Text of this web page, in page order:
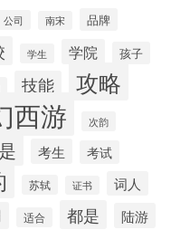
公司 南宋 品牌
学生 学院 孩子
技能 攻略
西游 次韵
考生 考试
苏轼 证书 词人
适合 都是 陆游